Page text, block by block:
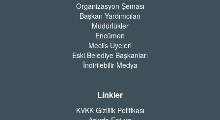
Organizasyon Şeması
Başkan Yardımcıları
Müdürlükler
Encümen
Meclis Üyeleri
Eski Belediye Başkanları
İndirilebilir Medya
Linkler
KVKK Gizlilik Politikası